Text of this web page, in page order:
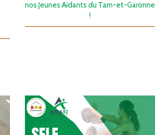
nos Jeunes Aidants du Tarn-et-Garonne
!